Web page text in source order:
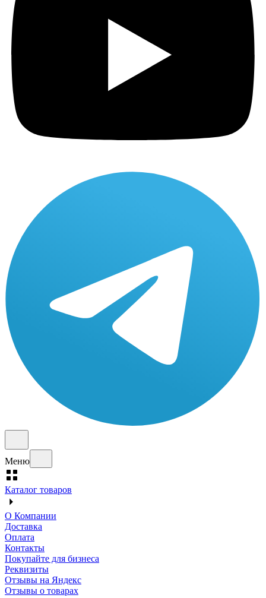
Меню
Каталог товаров
О Компании
Доставка
Оплата
Контакты
Покупайте для бизнеса
Реквизиты
Отзывы на Яндекс
Отзывы о товарах